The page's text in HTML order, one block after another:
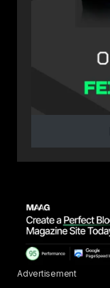
Advertisement